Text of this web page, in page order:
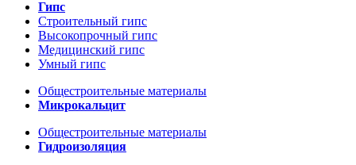
Гипс
Строительный гипс
Высокопрочный гипс
Медицинский гипс
Умный гипс
Общестроительные материалы
Микрокальцит
Общестроительные материалы
Гидроизоляция